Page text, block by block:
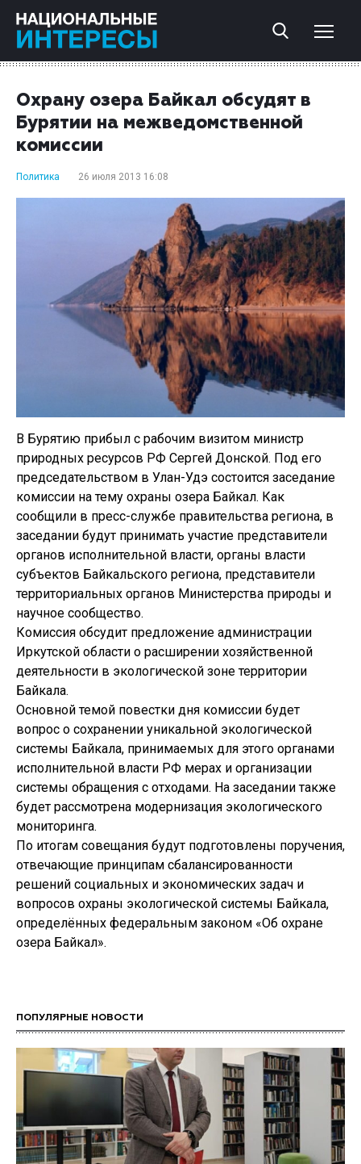
Охрану озера Байкал обсудят в
Бурятии на межведомственной
комиссии
Политика 26 июля 2013 16:08
В Бурятию прибыл с рабочим визитом министр
природных ресурсов РФ Сергей Донской. Под его
председательством в Улан-Удэ состоится заседание
комиссии на тему охраны озера Байкал. Как
сообщили в пресс-службе правительства региона, в
заседании будут принимать участие представители
органов исполнительной власти, органы власти
субъектов Байкальского региона, представители
территориальных органов Министерства природы и
научное сообщество.
Комиссия обсудит предложение администрации
Иркутской области о расширении хозяйственной
деятельности в экологической зоне территории
Байкала.
Основной темой повестки дня комиссии будет
вопрос о сохранении уникальной экологической
системы Байкала, принимаемых для этого органами
исполнительной власти РФ мерах и организации
системы обращения с отходами. На заседании также
будет рассмотрена модернизация экологического
мониторинга.
По итогам совещания будут подготовлены поручения,
отвечающие принципам сбалансированности
решений социальных и экономических задач и
вопросов охраны экологической системы Байкала,
определённых федеральным законом «Об охране
озера Байкал».
ПОПУЛЯРНЫЕ НОВОСТИ